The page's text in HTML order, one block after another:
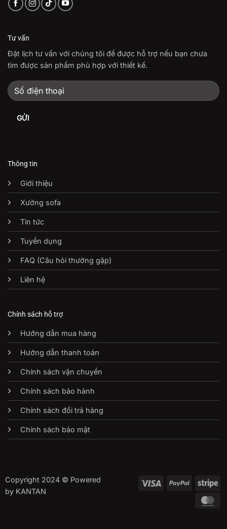
Thông tin
Giới thiệu
Xưởng sofa
Tin tức
Tuyển dụng
FAQ (Câu hỏi thường gặp)
Liên hệ
Chính sách hỗ trợ
Hướng dẫn mua hàng
Hướng dẫn thanh toán
Chính sách vận chuyển
Chính sách bảo hành
Chính sách đổi trả hàng
Chính sách bảo mật
Tư vấn
Đặt lịch tư vấn với chúng tôi để được hỗ trợ nếu bạn chưa
tìm được sản phẩm phù hợp với thiết kế.
Copyright 2024 © Powered
by KANTAN
Visa PayPal